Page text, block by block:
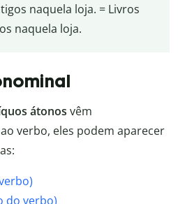
naquela loja. = Livros
naquela loja.
átonos vêm
verbo, eles podem aparecer
do verbo)